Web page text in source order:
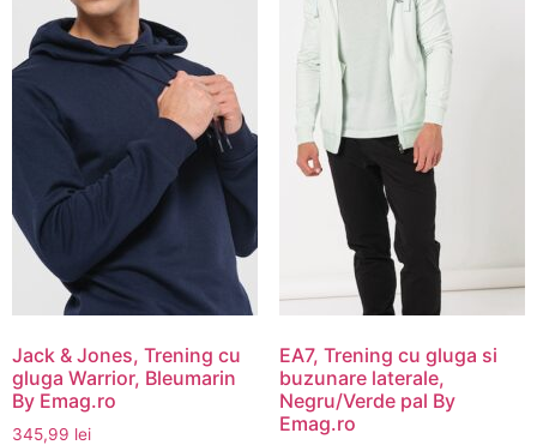
Jack & Jones, Trening cu
gluga Warrior, Bleumarin
By Emag.ro
345,99 lei
EA7, Trening cu gluga si
buzunare laterale,
Negru/Verde pal By
Emag.ro